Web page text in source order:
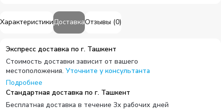
ХарактеристикиДоставкаОтзывы (0)
Экспресс доставка по г. Ташкент
Стоимость доставки зависит от вашего
местоположения. Уточните у консультанта
Подробнее
Стандартная доставка по г. Ташкент
Бесплатная доставка в течение 3х рабочих дней